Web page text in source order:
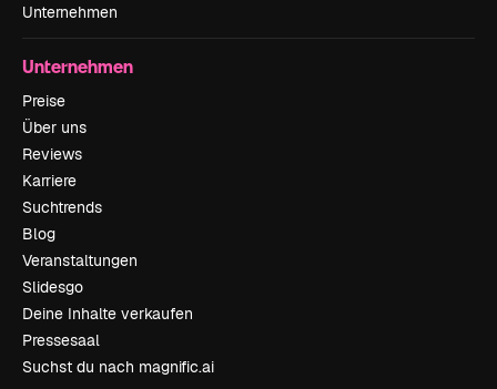
Unternehmen
Unternehmen
Preise
Über uns
Reviews
Karriere
Suchtrends
Blog
Veranstaltungen
Slidesgo
Deine Inhalte verkaufen
Pressesaal
Suchst du nach magnific.ai